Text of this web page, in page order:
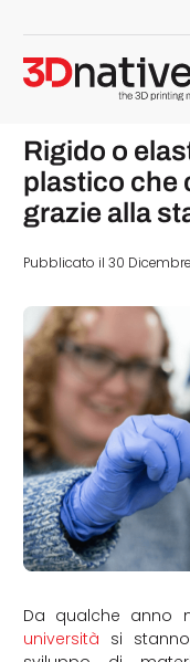
Rigido o
plastico che
grazie alla
Pubblicato il 30
Da qualche anno
università si